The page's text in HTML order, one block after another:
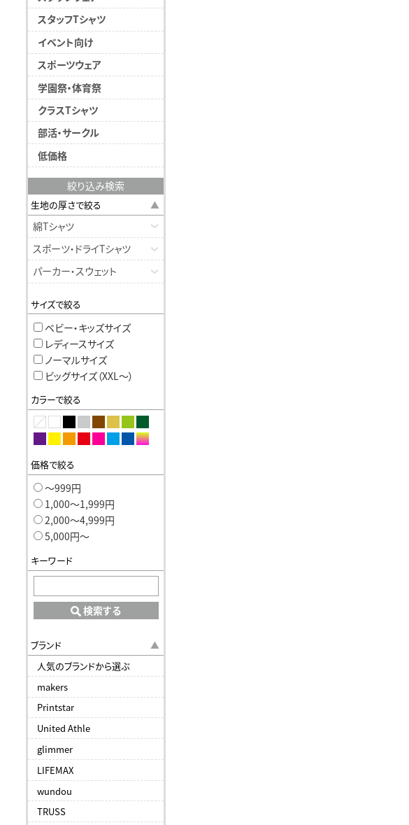
スタッフTシャツ
イベント向け
スポーツウェア
学園祭・体育祭
クラスTシャツ
部活・サークル
低価格
絞り込み検索
生地の厚さで絞る
綿Tシャツ
スポーツ・ドライTシャツ
パーカー・スウェット
サイズで絞る
ベビー・キッズサイズ
レディースサイズ
ノーマルサイズ
ビッグサイズ（XXL〜）
カラーで絞る
価格で絞る
〜999円
1,000〜1,999円
2,000〜4,999円
5,000円〜
キーワード
検索する
ブランド
人気のブランドから選ぶ
makers
Printstar
United Athle
glimmer
LIFEMAX
wundou
TRUSS